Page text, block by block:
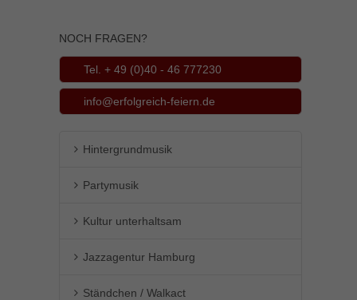
NOCH FRAGEN?
Tel. + 49 (0)40 - 46 777230
info@erfolgreich-feiern.de
Hintergrundmusik
Partymusik
Kultur unterhaltsam
Jazzagentur Hamburg
Ständchen / Walkact